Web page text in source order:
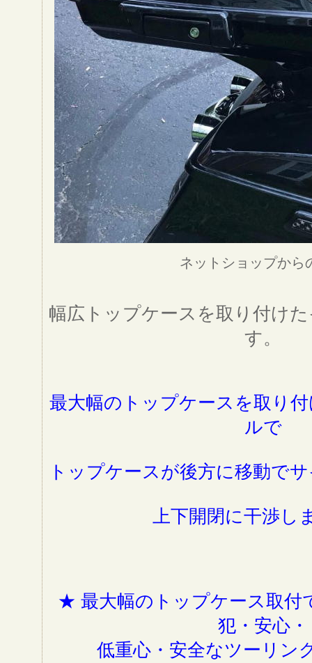
ネットショップから
幅広トップケースを取り付け
す。
最大幅のトップケースを取り
ルで
トップケースが後方に移動で
上下開閉に干渉し
★ 最大幅のトップケース取付
犯・安心・
低重心・安全なツーリン